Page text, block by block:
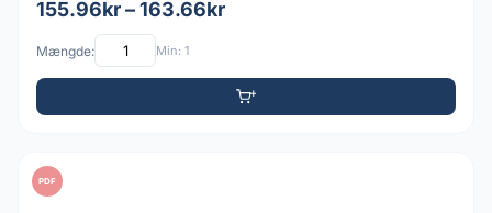
155.96kr – 163.66kr
Mængde: Min: 1
PDF